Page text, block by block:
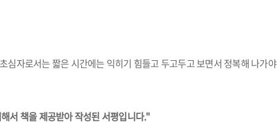
심자로서는 짧은 시간에는 익히기 힘들고 두고두고 보면서 정복해 나가야
서 책을 제공받아 작성된 서평입니다."